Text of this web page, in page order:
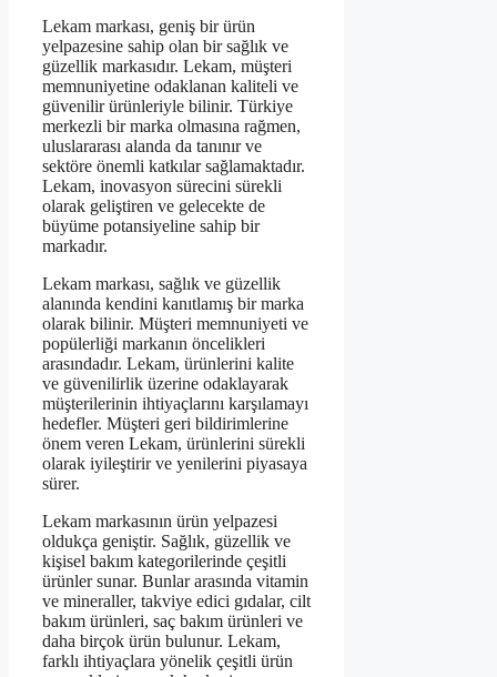
Lekam markası, geniş bir ürün
yelpazesine sahip olan bir sağlık ve
güzellik markasıdır. Lekam, müşteri
memnuniyetine odaklanan kaliteli ve
güvenilir ürünleriyle bilinir. Türkiye
merkezli bir marka olmasına rağmen,
uluslararası alanda da tanınır ve
sektöre önemli katkılar sağlamaktadır.
Lekam, inovasyon sürecini sürekli
olarak geliştiren ve gelecekte de
büyüme potansiyeline sahip bir
markadır.
Lekam markası, sağlık ve güzellik
alanında kendini kanıtlamış bir marka
olarak bilinir. Müşteri memnuniyeti ve
popülerliği markanın öncelikleri
arasındadır. Lekam, ürünlerini kalite
ve güvenilirlik üzerine odaklayarak
müşterilerinin ihtiyaçlarını karşılamayı
hedefler. Müşteri geri bildirimlerine
önem veren Lekam, ürünlerini sürekli
olarak iyileştirir ve yenilerini piyasaya
sürer.
Lekam markasının ürün yelpazesi
oldukça geniştir. Sağlık, güzellik ve
kişisel bakım kategorilerinde çeşitli
ürünler sunar. Bunlar arasında vitamin
ve mineraller, takviye edici gıdalar, cilt
bakım ürünleri, saç bakım ürünleri ve
daha birçok ürün bulunur. Lekam,
farklı ihtiyaçlara yönelik çeşitli ürün